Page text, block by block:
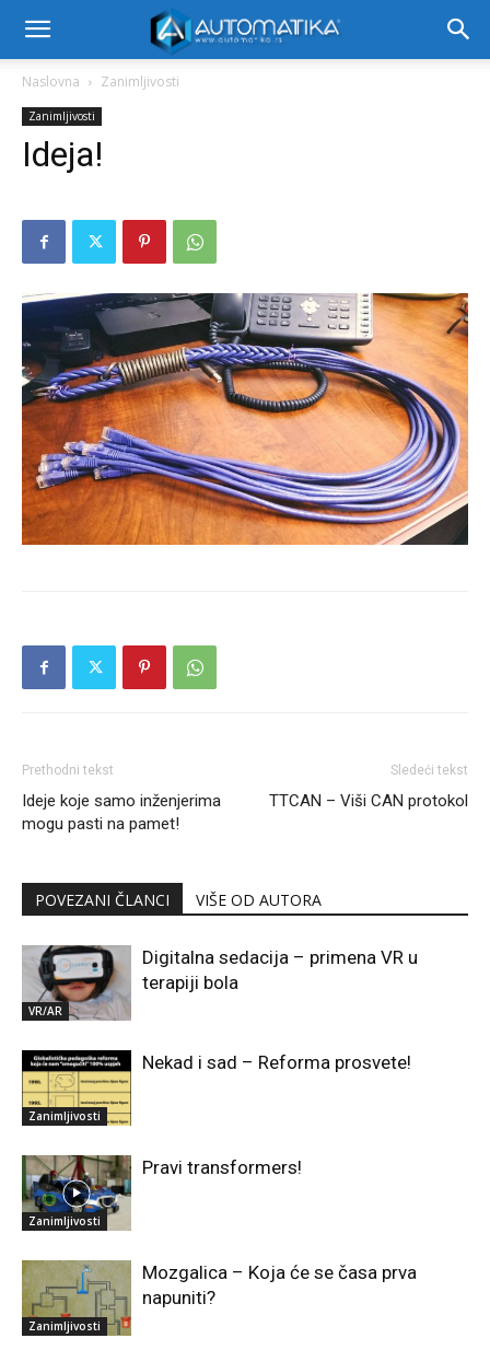
Naslovna Zanimljivosti
Zanimljivosti
Ideja!
Prethodni tekst
Ideje koje samo inženjerima
mogu pasti na pamet!
Sledeći tekst
TTCAN – Viši CAN protokol
POVEZANI ČLANCI VIŠE OD AUTORA
VR/AR
Digitalna sedacija – primena VR u
terapiji bola
Zanimljivosti
Nekad i sad – Reforma prosvete!
Zanimljivosti
Pravi transformers!
Zanimljivosti
Mozgalica – Koja će se časa prva
napuniti?